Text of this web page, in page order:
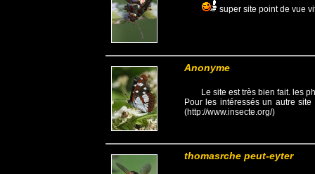
super site point de vue
Anonyme
Le site est très bien fait. les
Pour les intéressés un autre
(http://www.insecte.org/)
thomasrche peut-eyter